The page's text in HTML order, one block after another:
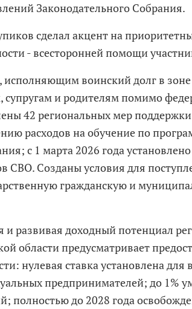
Законодательного Собрания.
сделал акцент на
- всесторонней помощи
исполняющим воинский долг в
супругам и родителям помимо
42 региональных мер
расходов на обучение по
с 1 марта 2026 года
СВО. Созданы условия для
гражданскую и
и развивая доходный потенциал
области предусматривает
нулевая ставка установлена
предпринимателей; до 1%
полностью до 2028 года